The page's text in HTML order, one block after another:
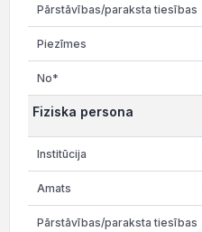
Fiziska persona